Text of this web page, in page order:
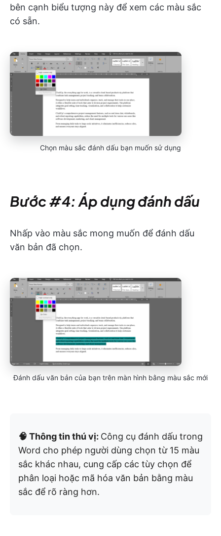
bên cạnh biểu tượng này để xem các màu sắc
có sẵn.
Chọn màu sắc đánh dấu bạn muốn sử dụng
Bước #4: Áp dụng đánh dấu
Nhấp vào màu sắc mong muốn để đánh dấu
văn bản đã chọn.
Đánh dấu văn bản của bạn trên màn hình bằng màu sắc mới
🧠 Thông tin thú vị: Công cụ đánh dấu trong
Word cho phép người dùng chọn từ 15 màu
sắc khác nhau, cung cấp các tùy chọn để
phân loại hoặc mã hóa văn bản bằng màu
sắc để rõ ràng hơn.